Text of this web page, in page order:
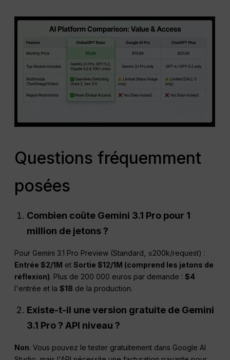
Questions fréquemment
posées
Combien coûte Gemini 3.1 Pro pour 1
million de jetons ?
Pour Gemini 3.1 Pro Preview (Standard, ≤200k/request) :
Entrée $2/1M etSortie $12/1M (comprend les jetons de
réflexion). Plus de 200 000 euros par demande :$4
l'entrée et la$18 de la production.
Existe-t-il une version gratuite de Gemini
3.1 Pro ? API niveau ?
Non. Vous pouvez le tester gratuitement dans Google AI